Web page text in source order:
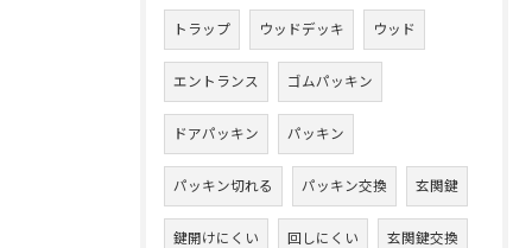
トラップ ウッドデッキ ウッド
エントランス ゴムパッキン
ドアパッキン パッキン
パッキン切れる パッキン交換 玄関鍵
鍵開けにくい 回しにくい 玄関鍵交換